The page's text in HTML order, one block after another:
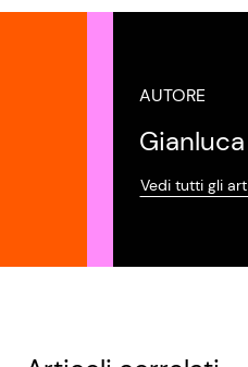
AUTORE
Vedi tutti gli